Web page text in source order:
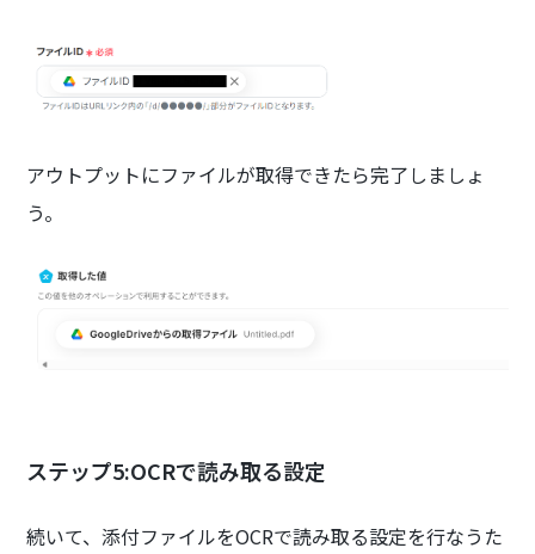
アウトプットにファイルが取得できたら完了しましょ
う。
ステップ5:OCRで読み取る設定
続いて、添付ファイルをOCRで読み取る設定を行なうた